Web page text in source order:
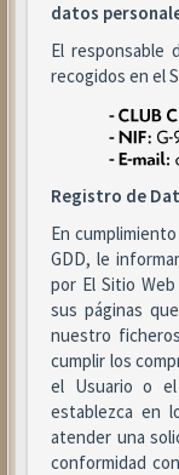
datos
El responsable
recogidos en el
Registro de
En
GDD, le
por El Sitio
sus páginas
nuestro
cumplir los
el Usuario o
establezca en
atender una
conformidad